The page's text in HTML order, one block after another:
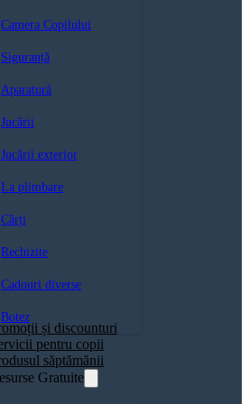
Camera Copilului
Siguranță
Aparatură
Jucării
Jucării exterior
La plimbare
Cărți
Rechizite
Cadouri diverse
Botez
și discounturi
pentru copii
săptămănii
Gratuite